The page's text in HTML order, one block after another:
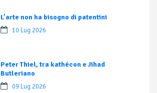
L’arte non ha bisogno di patentini
10 Lug 2026
Peter Thiel, tra kathécon e Jihad
Butleriano
09 Lug 2026